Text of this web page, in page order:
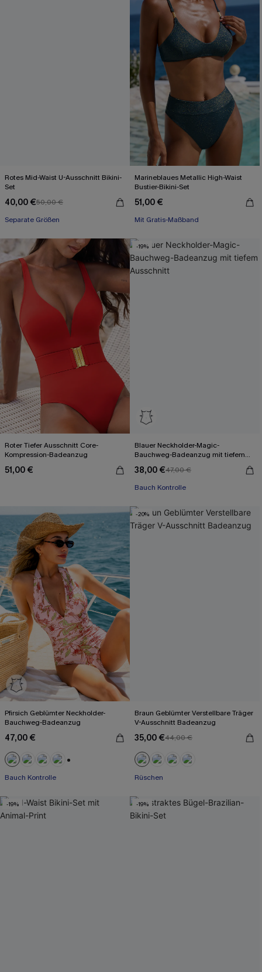
Rotes Mid-Waist U-Ausschnitt Bikini-
Set
40,00 €50,00 €
Separate Größen
Marineblaues Metallic High-Waist
Bustier-Bikini-Set
51,00 €
Mit Gratis-Maßband
High waist
Roter Tiefer Ausschnitt Core-
Kompression-Badeanzug
51,00 €
-19%
Blauer Neckholder-Magic-
Bauchweg-Badeanzug mit tiefem
38,00 €47,00 €
Bauch Kontrolle
Pfirsich Geblümter Neckholder-
Bauchweg-Badeanzug
47,00 €
Bauch Kontrolle
-20%
Braun Geblümter Verstellbare Träger
V-Ausschnitt Badeanzug
35,00 €44,00 €
Rüschen
-19% -19%